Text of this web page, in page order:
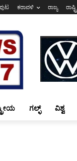
ಕರಾವಳಿ ರಾಜ್ಯ
ಗಲ್ಫ್ ವಿಶ್ವ